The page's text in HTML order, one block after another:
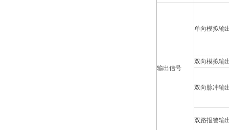
输出信号
单向模拟输
双向模拟输
双向脉冲输
双路报警输